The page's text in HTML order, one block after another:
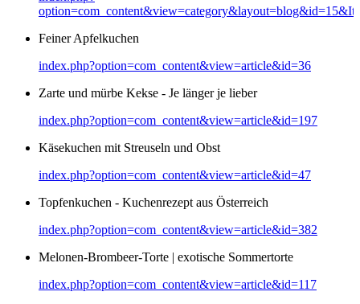
Feiner Apfelkuchen
index.php?option=com_content&view=article&id=36
Zarte und mürbe Kekse - Je länger je lieber
index.php?option=com_content&view=article&id=197
Käsekuchen mit Streuseln und Obst
index.php?option=com_content&view=article&id=47
Topfenkuchen - Kuchenrezept aus Österreich
index.php?option=com_content&view=article&id=382
Melonen-Brombeer-Torte | exotische Sommertorte
index.php?option=com_content&view=article&id=117